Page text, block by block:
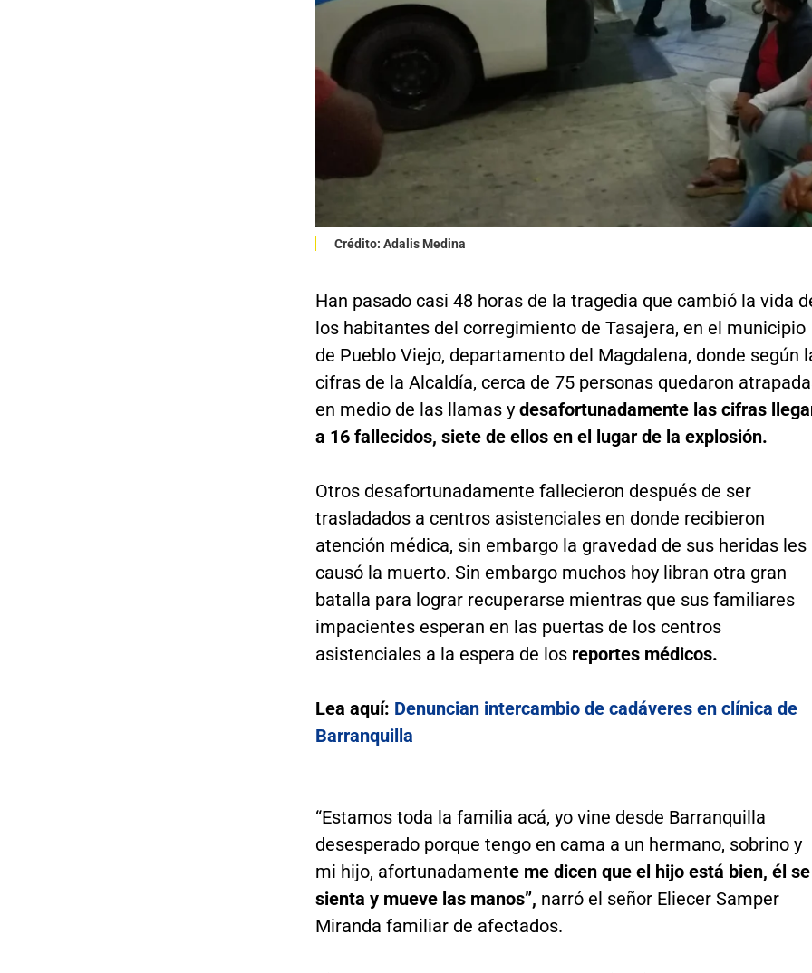
Crédito: Adalis Medina
Han pasado casi 48 horas de la tragedia que cambió la vida
los habitantes del corregimiento de Tasajera, en el municipio
de Pueblo Viejo, departamento del Magdalena, donde según
cifras de la Alcaldía, cerca de 75 personas quedaron
en medio de las llamas y desafortunadamente las cifras
a 16 fallecidos, siete de ellos en el lugar de la explosión.
Otros desafortunadamente fallecieron después de ser
trasladados a centros asistenciales en donde recibieron
atención médica, sin embargo la gravedad de sus heridas les
causó la muerto. Sin embargo muchos hoy libran otra gran
batalla para lograr recuperarse mientras que sus familiares
impacientes esperan en las puertas de los centros
asistenciales a la espera de losreportes médicos.
Lea aquí: Denuncian intercambio de cadáveres en clínica de
Barranquilla
“Estamos toda la familia acá, yo vine desde Barranquilla
desesperado porque tengo en cama a un hermano, sobrino y
mi hijo, afortunadamente me dicen que el hijo está bien, él se
sienta y mueve las manos”, narró el señor Eliecer Samper
Miranda familiar de afectados.